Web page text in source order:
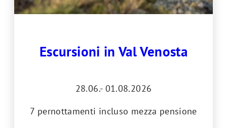
Escursioni in Val Venosta
28.06.- 01.08.2026
7 pernottamenti incluso mezza pensione